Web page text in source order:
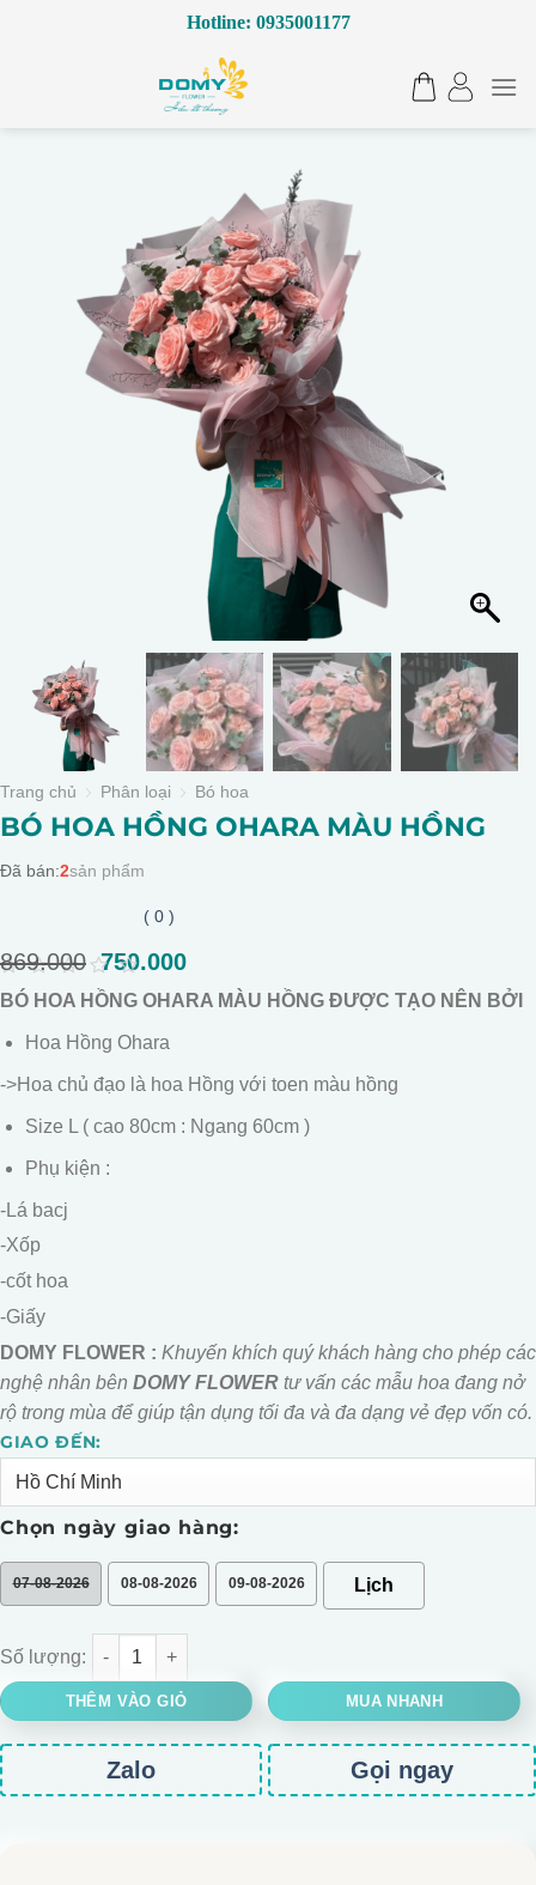
Hotline: 0935001177
Trang chủ Phân loại Bó hoa
BÓ HOA HỒNG OHARA MÀU HỒNG
Đã bán:2sản phẩm
0
out
5
( 0 )
869.000 Giá
gốc
là:
869.000.
750.000
hiện
tại
BÓ HOA HỒNG OHARA MÀU HỒNG ĐƯỢC TẠO NÊN BỞI
Hoa Hồng Ohara
->Hoa chủ đạo là hoa Hồng với toen màu hồng
Size L ( cao 80cm : Ngang 60cm )
Phụ kiện :
-Lá bacj
-Xốp
-cốt hoa
-Giấy
DOMY FLOWER : Khuyến khích quý khách hàng cho phép các
nghệ nhân bên DOMY FLOWER tư vấn các mẫu hoa đang nở
rộ trong mùa để giúp tận dụng tối đa và đa dạng vẻ đẹp vốn có.
GIAO ĐẾN:
Chọn ngày giao hàng:
07-08-2026 08-08-2026 09-08-2026
BÓ HOA HỒNG OHARA MÀU HỒNG số lượng
THÊM VÀO GIỎ MUA NHANH
Alternative:
Zalo Gọi ngay